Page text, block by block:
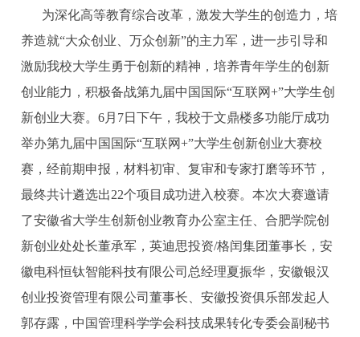
为深化高等教育综合改革，激发大学生的创造力，培
养造就“大众创业、万众创新”的主力军，进一步引导和
激励我校大学生勇于创新的精神，培养青年学生的创新
创业能力，积极备战第九届中国国际“互联网+”大学生创
新创业大赛。6月7日下午，我校于文鼎楼多功能厅成功
举办第九届中国国际“互联网+”大学生创新创业大赛校
赛，经前期申报，材料初审、复审和专家打磨等环节，
最终共计遴选出22个项目成功进入校赛。本次大赛邀请
了安徽省大学生创新创业教育办公室主任、合肥学院创
新创业处处长董承军，英迪思投资/格闰集团董事长，安
徽电科恒钛智能科技有限公司总经理夏振华，安徽银汉
创业投资管理有限公司董事长、安徽投资俱乐部发起人
郭存露，中国管理科学学会科技成果转化专委会副秘书